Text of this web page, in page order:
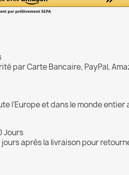
par Carte Bancaire, PayPal,
l’Europe et dans le monde entier
Jours
après la livraison pour